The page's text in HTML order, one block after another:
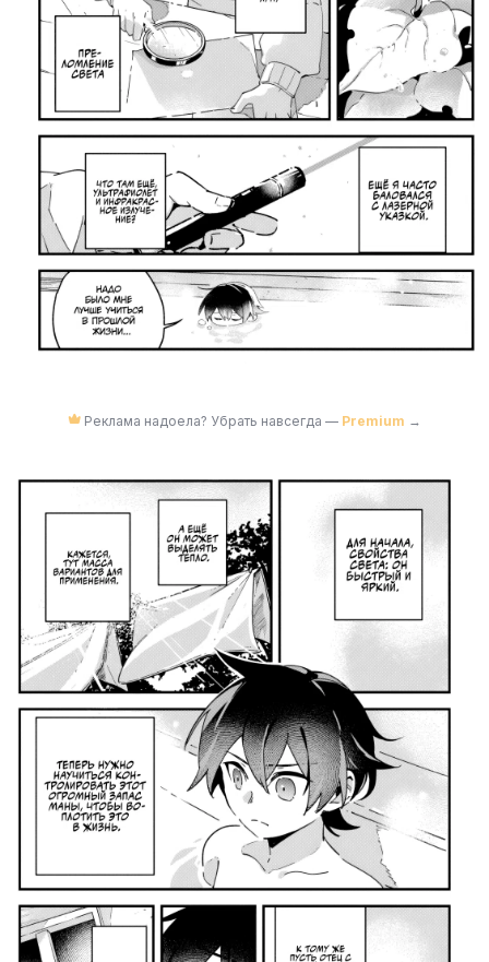
Реклама надоела? Убрать навсегда — Premium →